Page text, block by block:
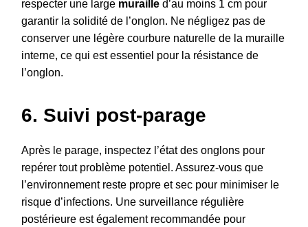
respecter une large muraille d’au moins 1 cm pour
garantir la solidité de l’onglon. Ne négligez pas de
conserver une légère courbure naturelle de la muraille
interne, ce qui est essentiel pour la résistance de
l’onglon.
6. Suivi post-parage
Après le parage, inspectez l’état des onglons pour
repérer tout problème potentiel. Assurez-vous que
l’environnement reste propre et sec pour minimiser le
risque d’infections. Une surveillance régulière
postérieure est également recommandée pour